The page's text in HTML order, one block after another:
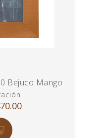
Bejuco Mango